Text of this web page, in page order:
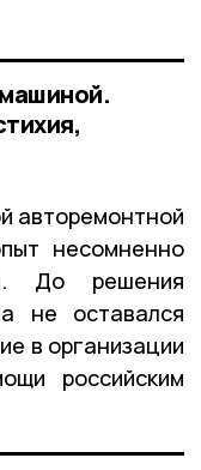
авторемонтной
несомненно
До решения
не оставался
в организации
российским